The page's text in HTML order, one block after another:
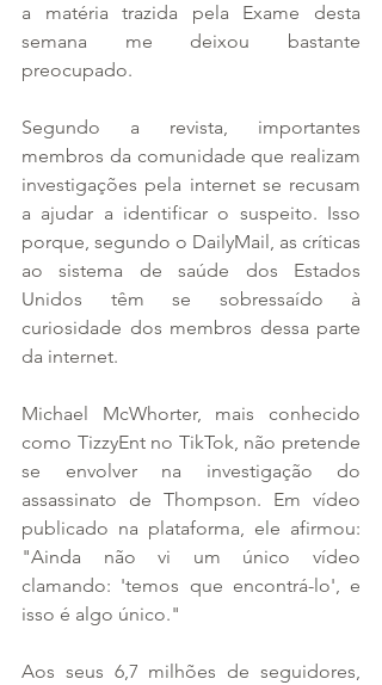
a matéria trazida pela Exame desta
semana me deixou bastante
preocupado.
Segundo a revista, importantes
membros da comunidade que realizam
investigações pela internet se recusam
a ajudar a identificar o suspeito. Isso
porque, segundo o DailyMail, as críticas
ao sistema de saúde dos Estados
Unidos têm se sobressaído à
curiosidade dos membros dessa parte
da internet.
Michael McWhorter, mais conhecido
como TizzyEnt no TikTok, não pretende
se envolver na investigação do
assassinato de Thompson. Em vídeo
publicado na plataforma, ele afirmou:
"Ainda não vi um único vídeo
clamando: 'temos que encontrá-lo', e
isso é algo único."
Aos seus 6,7 milhões de seguidores,